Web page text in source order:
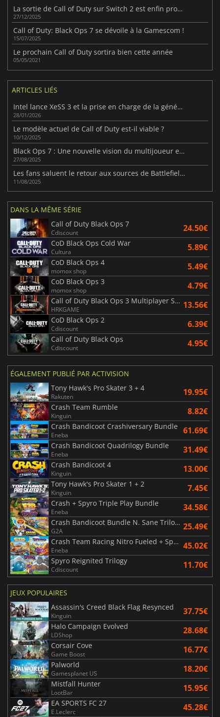
La sortie de Call of Duty sur Switch 2 est enfin proche
27/12/2025
Call of Duty: Black Ops 7 se dévoile à la Gamescom !
15/07/2025
Le prochain Call of Duty sortira bien cette année
05/05/2021
ARTICLES LIÉS
Intel lance XeSS 3 et la prise en charge de la génération d'images multiples dans le nouveau pilote Arc
28/01/2026
Le modèle actuel de Call of Duty est-il viable ?
10/12/2025
Black Ops 7 : Une nouvelle vision du multijoueur et de la coop
27/08/2025
Les fans saluent le retour aux sources de Battlefield 6
11/08/2025
DANS LA MÊME SÉRIE
Call of Duty Black Ops 7
Cdiscount 24.50€
CoD Black Ops Cold War
Cultura 5.89€
CoD Black Ops 4
momox shop 5.49€
CoD Black Ops 3
momox shop 4.79€
Call of Duty Black Ops 3 Multiplayer Starter Pack
HRKGAME 13.56€
CoD Black Ops 2
Cdiscount 6.39€
Call of Duty Black Ops
Cdiscount 4.95€
ÉGALEMENT PUBLIÉ PAR ACTIVISION
Tony Hawk's Pro Skater 3 + 4
Rakuten 19.95€
Crash Team Rumble
Kinguin 8.82€
Crash Bandicoot Crashiversary Bundle
Eneba 61.69€
Crash Bandicoot Quadrilogy Bundle
Eneba 31.49€
Crash Bandicoot 4
Kinguin 13.00€
Tony Hawk's Pro Skater 1 + 2
Kinguin 7.45€
Crash + Spyro Triple Play Bundle
Eneba 34.58€
Crash Bandicoot Bundle N. Sane Trilogy + CTR Nitro Fueled
G2A 25.49€
Crash Team Racing Nitro Fueled + Spyro Game Bundle
Eneba 45.02€
Spyro Reignited Trilogy
Cdiscount 11.70€
JEUX POPULAIRES
Assassin's Creed Black Flag Resynced
Kinguin 37.75€
Halo Campaign Evolved
LDShop 28.68€
Corsair Cove
Game Boost 16.77€
Palworld
Gamesplanet US 18.20€
Mistfall Hunter
LootBar 15.95€
EA SPORTS FC 27
E.Leclerc 45.28€